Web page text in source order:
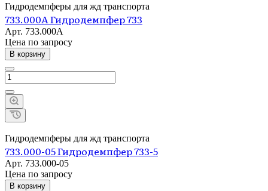
Гидродемпферы для жд транспорта
733.000А Гидродемпфер 733
Арт. 733.000А
Цена по запросу
В корзину
Гидродемпферы для жд транспорта
733.000-05 Гидродемпфер 733-5
Арт. 733.000-05
Цена по запросу
В корзину